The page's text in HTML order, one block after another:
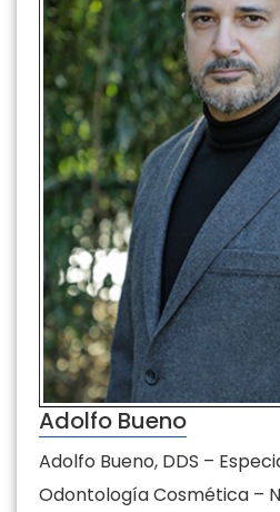
Adolfo Bueno
Adolfo Bueno, DDS –
Odontología Cosmética –